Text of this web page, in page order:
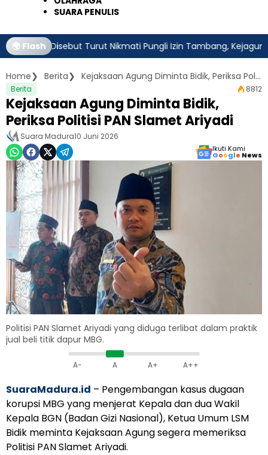
SUARA PENULIS
🌍 Flash
Disebut Turut Nikmati Pungli Izin Tambang, Kejagung Harus
Home Berita Kejaksaan Agung Diminta Bidik, Periksa Politisi PAN Slamet Ariyadi
Berita 8812
Kejaksaan Agung Diminta Bidik,
Periksa Politisi PAN Slamet Ariyadi
Suara Madura10 Juni 2026
Ikuti Kami
Google News
Politisi PAN Slamet Ariyadi yang diduga terlibat dalam praktik
jual beli titik dapur MBG.
A- A A+ A++
SuaraMadura.id – Pengembangan kasus dugaan
korupsi MBG yang menjerat Kepala dan dua Wakil
Kepala BGN (Badan Gizi Nasional), Ketua Umum LSM
Bidik meminta Kejaksaan Agung segera memeriksa
Politisi PAN Slamet Ariyadi.